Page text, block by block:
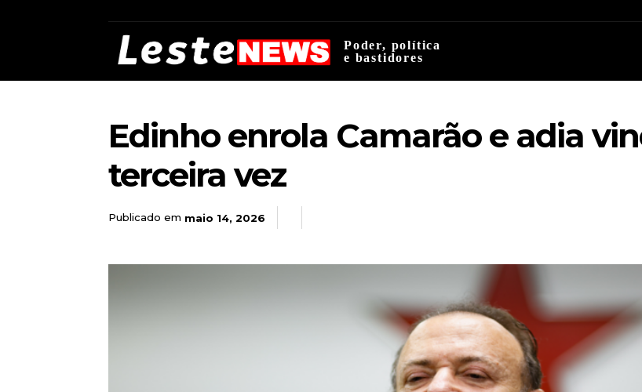
Poder, política
e bastidores
Edinho enrola Camarão e adia
terceira vez
Publicado em maio 14, 2026